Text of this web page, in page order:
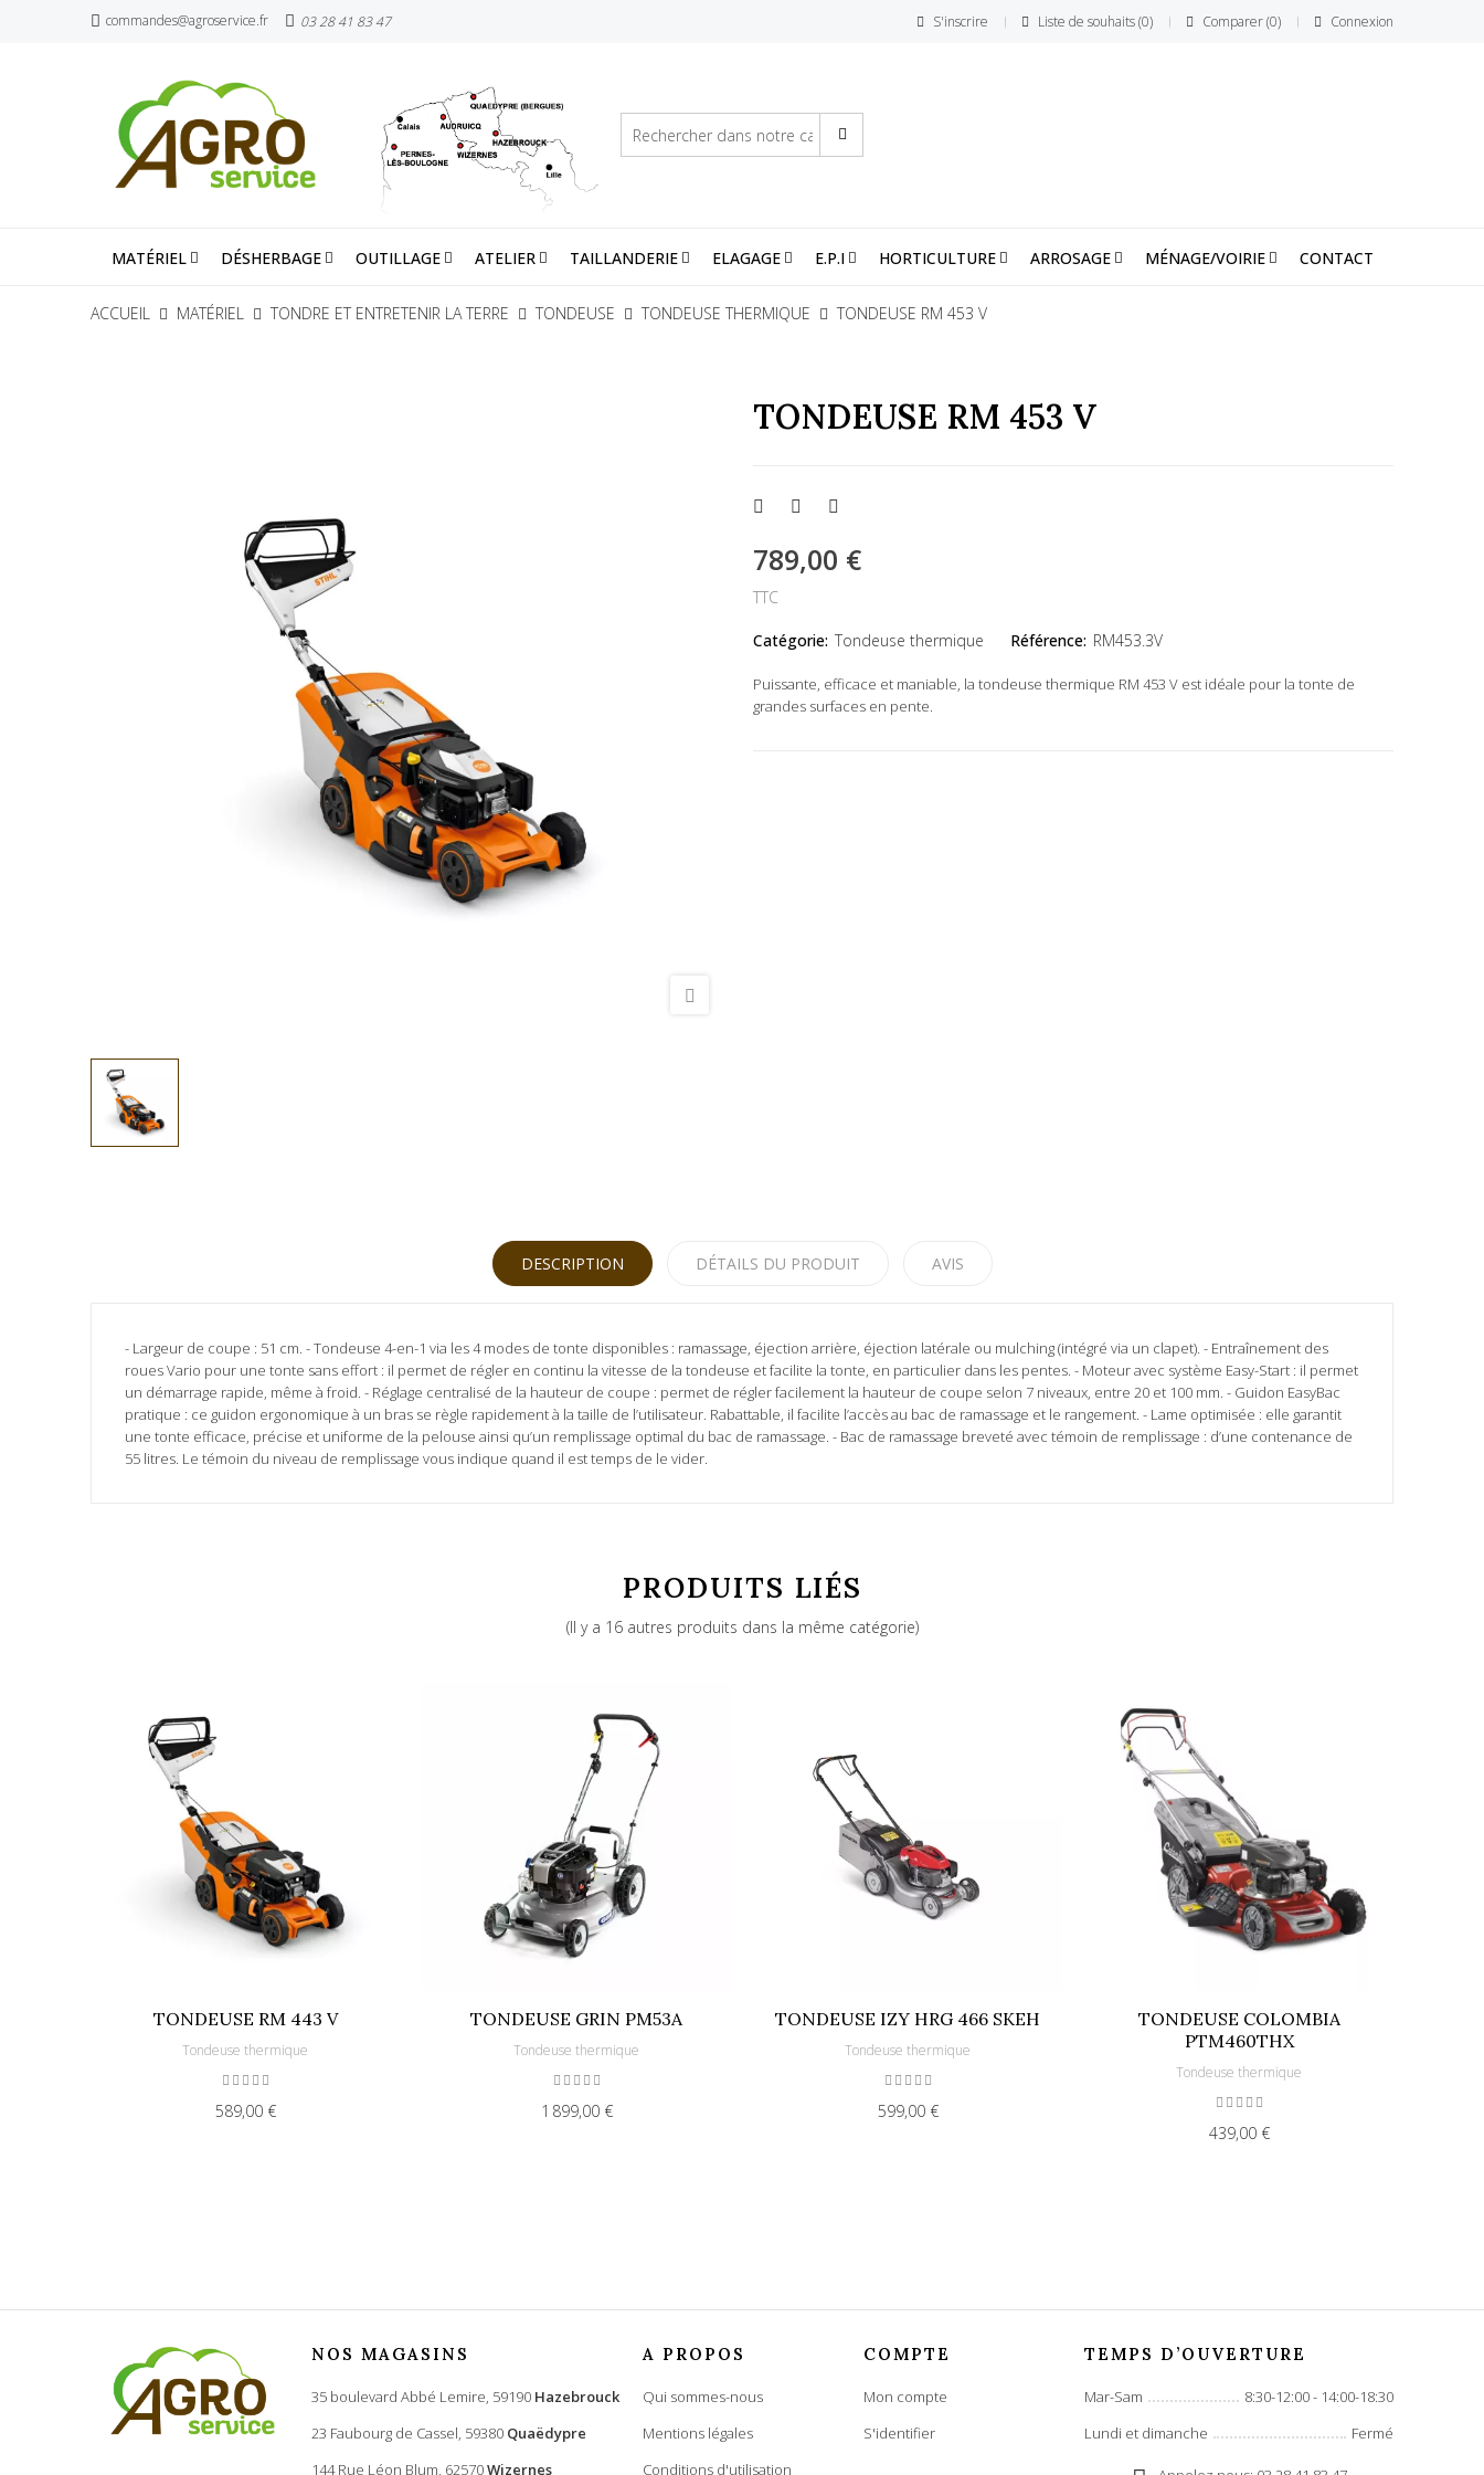
commandes@agroservice.fr 03 28 41 83 47 S'inscrire Liste de souhaits 0 Comparer 0 Connexion
MATÉRIEL DÉSHERBAGE OUTILLAGE ATELIER TAILLANDERIE ELAGAGE E.P.I HORTICULTURE ARROSAGE MÉNAGE/VOIRIE CONTACT
ACCUEIL MATÉRIEL TONDRE ET ENTRETENIR LA TERRE TONDEUSE TONDEUSE THERMIQUE TONDEUSE RM 453 V
TONDEUSE RM 453 V
789,00 €
TTC
Catégorie: Tondeuse thermique Référence: RM453.3V
Puissante, efficace et maniable, la tondeuse thermique RM 453 V est idéale pour la tonte de
grandes surfaces en pente.
DESCRIPTION DÉTAILS DU PRODUIT AVIS
- Largeur de coupe : 51 cm. - Tondeuse 4-en-1 via les 4 modes de tonte disponibles : ramassage, éjection arrière, éjection latérale ou mulching (intégré via un clapet). - Entraînement des
roues Vario pour une tonte sans effort : il permet de régler en continu la vitesse de la tondeuse et facilite la tonte, en particulier dans les pentes. - Moteur avec système Easy-Start : il permet
un démarrage rapide, même à froid. - Réglage centralisé de la hauteur de coupe : permet de régler facilement la hauteur de coupe selon 7 niveaux, entre 20 et 100 mm. - Guidon EasyBac
pratique : ce guidon ergonomique à un bras se règle rapidement à la taille de l’utilisateur. Rabattable, il facilite l’accès au bac de ramassage et le rangement. - Lame optimisée : elle garantit
une tonte efficace, précise et uniforme de la pelouse ainsi qu’un remplissage optimal du bac de ramassage. - Bac de ramassage breveté avec témoin de remplissage : d’une contenance de
55 litres. Le témoin du niveau de remplissage vous indique quand il est temps de le vider.
Thermique EVC 300.1
PRODUITS LIÉS
(Il y a 16 autres produits dans la même catégorie)
TONDEUSE RM 443 V
Tondeuse thermique
589,00 €
TONDEUSE GRIN PM53A
Tondeuse thermique
1 899,00 €
TONDEUSE IZY HRG 466 SKEH
Tondeuse thermique
599,00 €
TONDEUSE COLOMBIA
PTM460THX
Tondeuse thermique
439,00 €
NOS MAGASINS
35 boulevard Abbé Lemire, 59190 Hazebrouck
23 Faubourg de Cassel, 59380 Quaëdypre
144 Rue Léon Blum, 62570Wizernes
A PROPOS
Qui sommes-nous
Mentions légales
Conditions d'utilisation
COMPTE
Mon compte
S'identifier
TEMPS D’OUVERTURE
Mar-Sam
8:30-12:00 - 14:00-18:30
Lundi et dimanche
Fermé